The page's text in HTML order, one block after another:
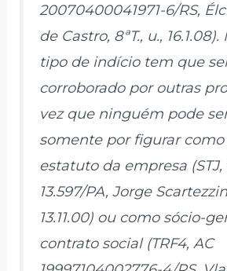
20070400041971-6/RS,
de Castro, 8ªT., u., 16.1.08).
tipo de indício tem que
corroborado por outras
vez que ninguém pode
somente por figurar
estatuto da empresa (STJ,
13.597/PA, Jorge
13.11.00) ou como sócio-
contrato social (TRF4, AC